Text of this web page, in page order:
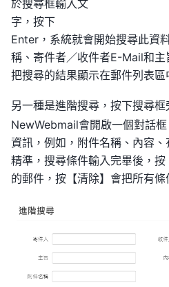
於搜尋框輸入文
字，按下
Enter，系統就會開始搜尋此資
稱、寄件者／收件者E-Mail和
把搜尋的結果顯示在郵件列表區
另一種是進階搜尋，按下搜尋框
NewWebmail會開啟一個對話
資訊，例如，附件名稱、內容
精準，搜尋條件輸入完畢後，
的郵件，按【清除】會把所有條